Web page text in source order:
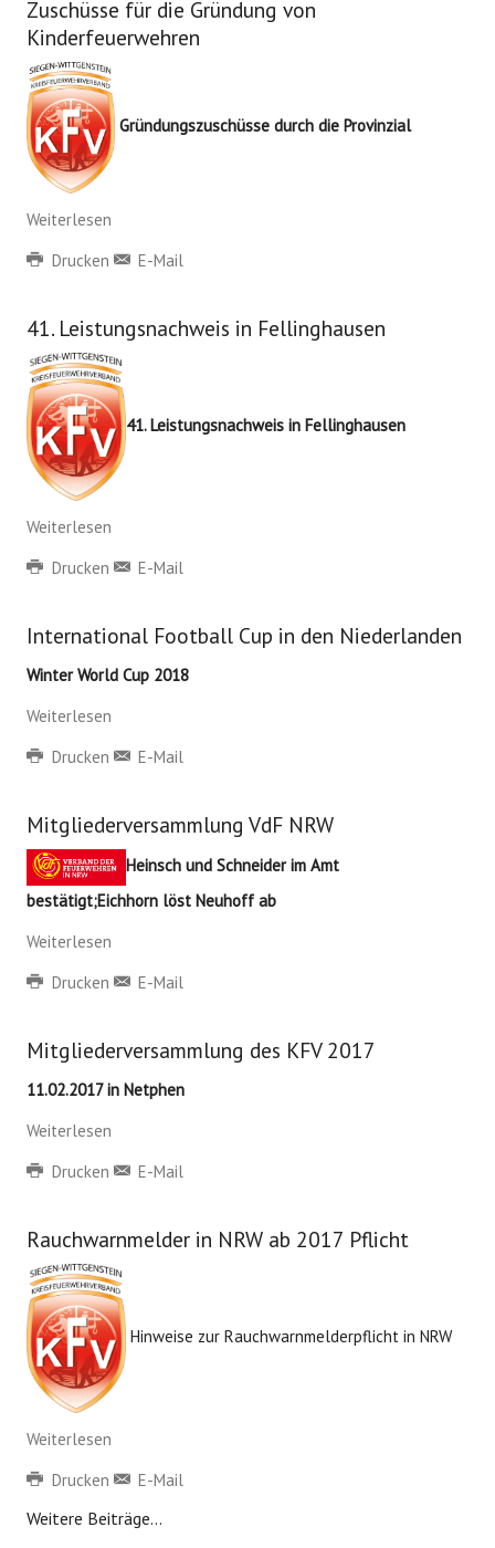
Zuschüsse für die Gründung von
Kinderfeuerwehren
Gründungszuschüsse durch die Provinzial
Weiterlesen
Drucken
E-Mail
41. Leistungsnachweis in Fellinghausen
41. Leistungsnachweis in Fellinghausen
Weiterlesen
Drucken
E-Mail
International Football Cup in den Niederlanden
Winter World Cup 2018
Weiterlesen
Drucken
E-Mail
Mitgliederversammlung VdF NRW
Heinsch und Schneider im Amt
bestätigt;Eichhorn löst Neuhoff ab
Weiterlesen
Drucken
E-Mail
Mitgliederversammlung des KFV 2017
11.02.2017 in Netphen
Weiterlesen
Drucken
E-Mail
Rauchwarnmelder in NRW ab 2017 Pflicht
Hinweise zur Rauchwarnmelderpflicht in NRW
Weiterlesen
Drucken
E-Mail
Weitere Beiträge...